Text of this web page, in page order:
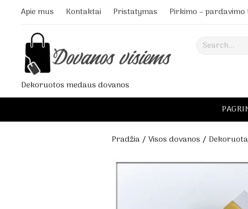
Apie mus Kontaktai Pristatymas Pirkimo – pardavimo
Dekoruotos medaus dovanos
Search
Pradžia/Visos dovanos /